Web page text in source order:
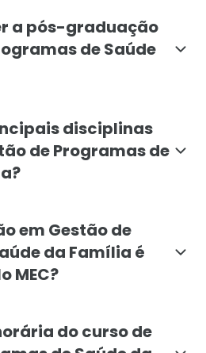
a pós-graduação
de Saúde
disciplinas
de Programas de
em Gestão de
da Família é
MEC?
do curso de